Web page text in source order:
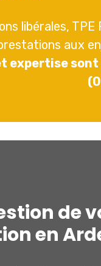
libérales,
aux
expertise
de
en